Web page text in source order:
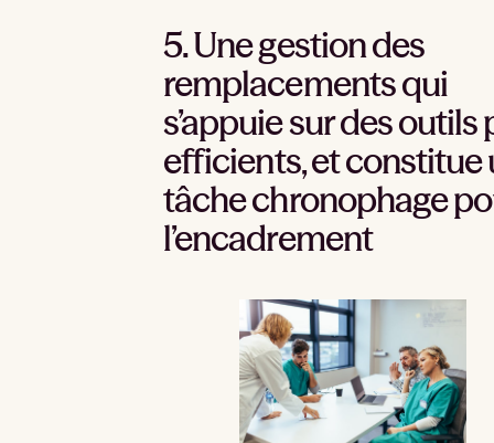
5. Une gestion des
remplacements qui
s’appuie sur des outils
efficients, et constitue
tâche chronophage
l’encadrement